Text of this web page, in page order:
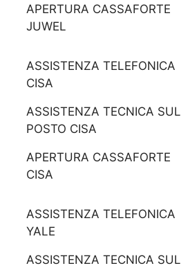
APERTURA CASSAFORTE
JUWEL
ASSISTENZA TELEFONICA
CISA
ASSISTENZA TECNICA SUL
POSTO CISA
APERTURA CASSAFORTE
CISA
ASSISTENZA TELEFONICA
YALE
ASSISTENZA TECNICA SUL